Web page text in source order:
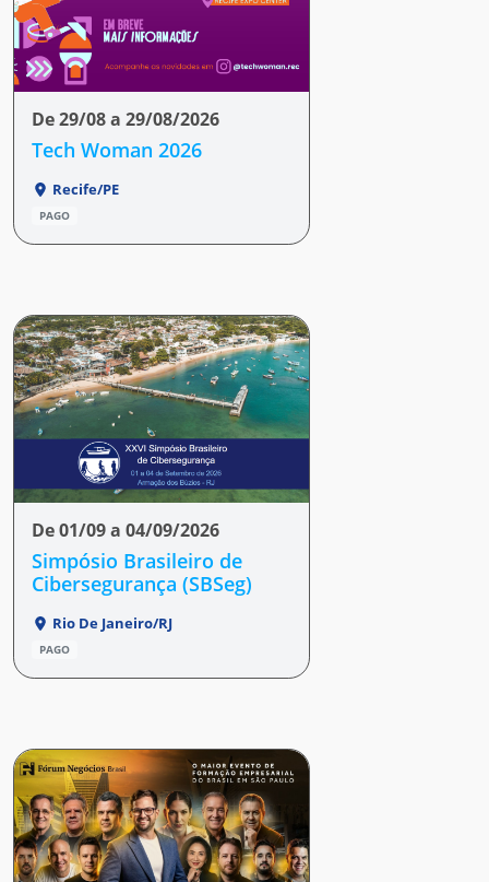
De 29/08 a 29/08/2026
Tech Woman 2026
Recife/PE
PAGO
De 01/09 a 04/09/2026
Simpósio Brasileiro de
Cibersegurança (SBSeg)
Rio De Janeiro/RJ
PAGO